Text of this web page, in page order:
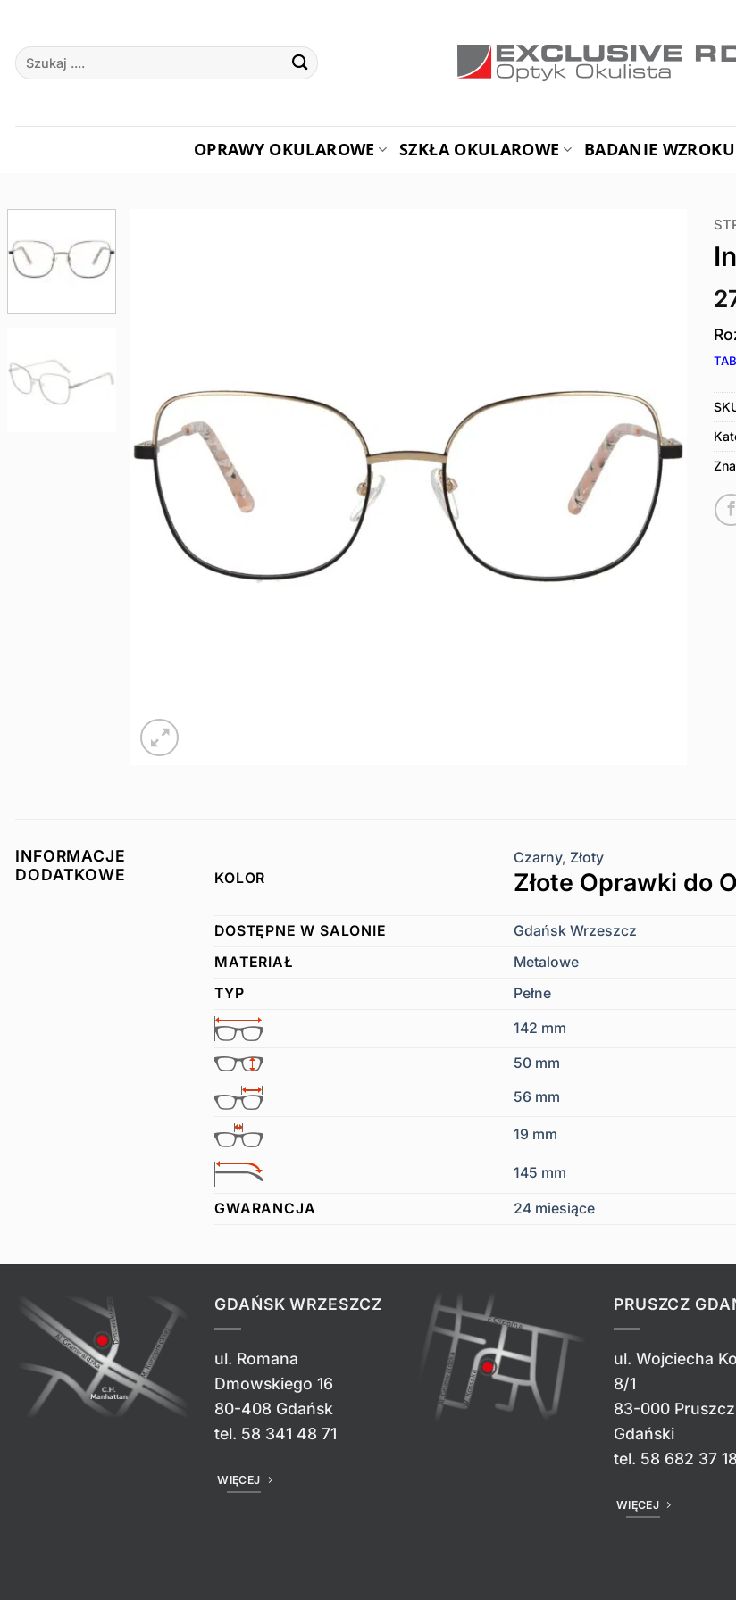
zawartości
Szukaj:
OPRAWY OKULAROWE SZKŁA OKULAROWE BADANIE WZROKU
INFORMACJE
DODATKOWE
KOLOR
Czarny, Złoty
Złote Oprawki do
DOSTĘPNE W SALONIE
Gdańsk Wrzeszcz
MATERIAŁ
Metalowe
TYP
Pełne
142 mm
50 mm
56 mm
19 mm
145 mm
GWARANCJA 24 miesiące
GDAŃSK WRZESZCZ
ul. Romana
Dmowskiego 16
80-408 Gdańsk
tel. 58 341 48 71
WIĘCEJ
PRUSZCZ
ul. Wojciecha
8/1
83-000 Pruszcz
Gdański
tel. 58 682 37 18
WIĘCEJ